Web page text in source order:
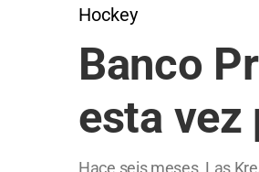
Hockey
Banco
esta vez
Hace seis meses, Las